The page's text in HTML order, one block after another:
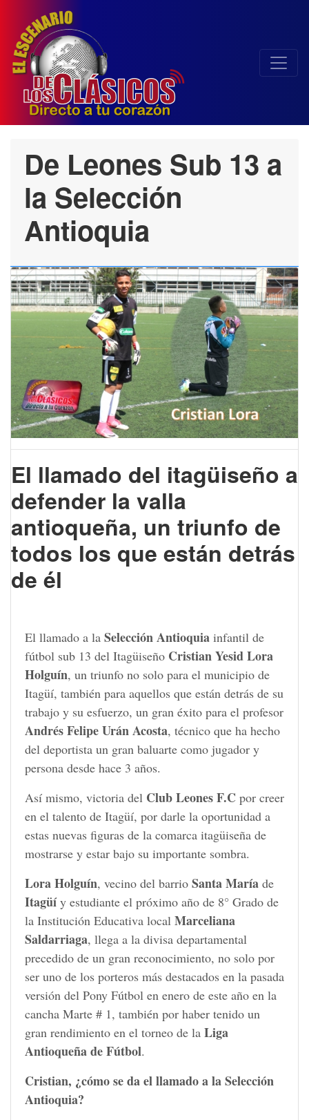
De Leones Sub 13 a
la Selección
Antioquia
El llamado del itagüiseño a
defender la valla
antioqueña, un triunfo de
todos los que están detrás
de él
El llamado a la Selección Antioquia infantil de
fútbol sub 13 del Itagüiseño Cristian Yesid Lora
Holguín, un triunfo no solo para el municipio de
Itagüí, también para aquellos que están detrás de su
trabajo y su esfuerzo, un gran éxito para el profesor
Andrés Felipe Urán Acosta, técnico que ha hecho
del deportista un gran baluarte como jugador y
persona desde hace 3 años.
Así mismo, victoria del Club Leones F.C por creer
en el talento de Itagüí, por darle la oportunidad a
estas nuevas figuras de la comarca itagüiseña de
mostrarse y estar bajo su importante sombra.
Lora Holguín, vecino del barrio Santa María de
Itagüíy estudiante el próximo año de 8° Grado de
la Institución Educativa local Marceliana
Saldarriaga, llega a la divisa departamental
precedido de un gran reconocimiento, no solo por
ser uno de los porteros más destacados en la pasada
versión del Pony Fútbol en enero de este año en la
cancha Marte # 1, también por haber tenido un
gran rendimiento en el torneo de la Liga
Antioqueña de Fútbol.
Cristian, ¿cómo se da el llamado a la Selección
Antioquia?